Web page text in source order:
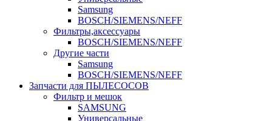
Samsung
BOSCH/SIEMENS/NEFF
Фильтры,аксессуары
BOSCH/SIEMENS/NEFF
Другие части
Samsung
BOSCH/SIEMENS/NEFF
Запчасти для ПЫЛЕСОСОВ
Фильтр и мешок
SAMSUNG
Универсальные